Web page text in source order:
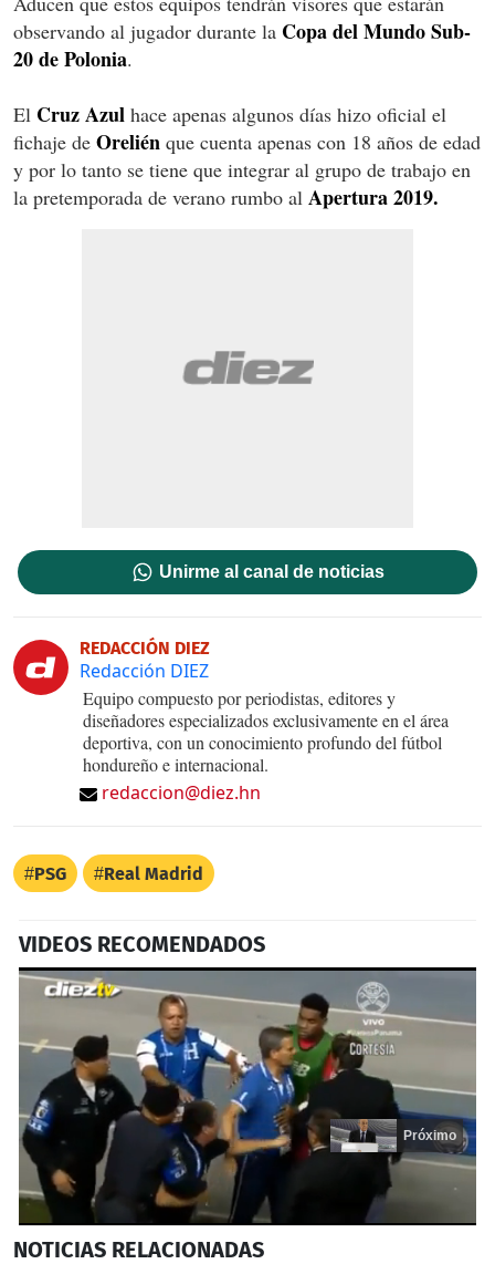
observando al jugador durante la Copa del Mundo Sub-
20 de Polonia.
El Cruz Azul hace apenas algunos días hizo oficial el
fichaje de Orelién que cuenta apenas con 18 años de edad
y por lo tanto se tiene que integrar al grupo de trabajo en
la pretemporada de verano rumbo al Apertura 2019.
Unirme al canal de noticias
REDACCIÓN DIEZ
Redacción DIEZ
Equipo compuesto por periodistas, editores y
diseñadores especializados exclusivamente en el área
deportiva, con un conocimiento profundo del fútbol
hondureño e internacional.
redaccion@diez.hn
PSG Real Madrid
VIDEOS RECOMENDADOS
seconds
Próximo
NOTICIAS RELACIONADAS